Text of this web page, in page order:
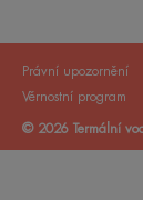
Právní upozornění
Věrnostní program
© 2026 Termální